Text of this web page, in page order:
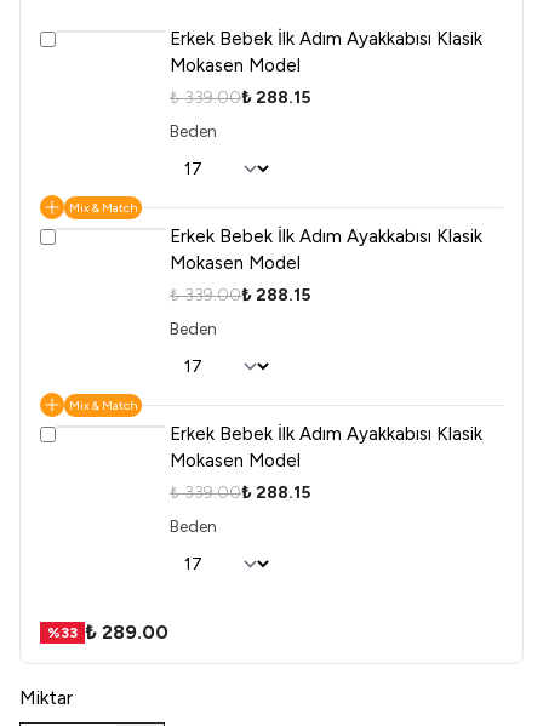
Erkek Bebek İlk Adım Ayakkabısı Klasik
Mokasen Model
₺ 339.00₺ 288.15
Beden
Mix & Match
Erkek Bebek İlk Adım Ayakkabısı Klasik
Mokasen Model
₺ 339.00₺ 288.15
Beden
Mix & Match
Erkek Bebek İlk Adım Ayakkabısı Klasik
Mokasen Model
₺ 339.00₺ 288.15
Beden
%33 ₺ 289.00
Miktar